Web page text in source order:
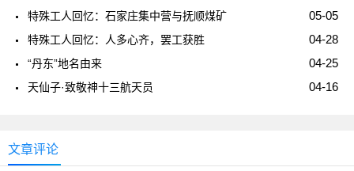
05-05
特殊工人回忆：石家庄集中营与抚顺煤矿
04-28
特殊工人回忆：人多心齐，罢工获胜
04-25
“丹东”地名由来
04-16
天仙子·致敬神十三航天员
文章评论